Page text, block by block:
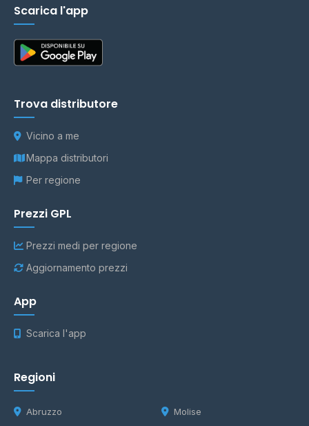
Scarica l'app
Trova distributore
Vicino a me
Mappa distributori
Per regione
Prezzi GPL
Prezzi medi per regione
Aggiornamento prezzi
App
Scarica l'app
Regioni
Abruzzo Molise